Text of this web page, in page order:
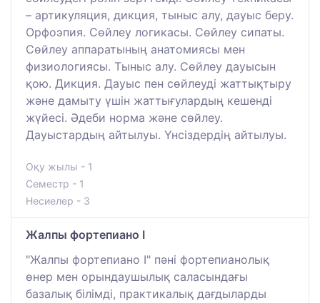
– артикуляция, дикция, тыныс алу, дауыс беру.
Орфоэпия. Сөйлеу логикасы. Сөйлеу сипаты.
Сөйлеу аппаратының анатомиясы мен
физиологиясы. Тыныс алу. Сөйлеу дауысын
қою. Дикция. Дауыс пен сөйлеуді жаттықтыру
және дамыту үшін жаттығулардың кешенді
жүйесі. Әдеби норма және сөйлеу.
Дауыстардың айтылуы. Үнсіздердің айтылуы.
Оқу жылы - 1
Семестр - 1
Несиелер - 3
Жалпы фортепиано I
"Жалпы фортепиано I" пәні фортепианолық
өнер мен орындаушылық саласындағы
базалық білімді, практикалық дағдыларды